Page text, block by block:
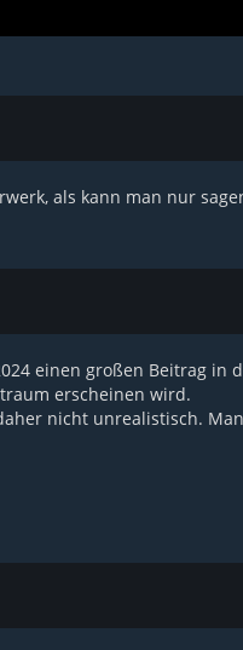
als kann man nur
einen großen Beitrag
erscheinen wird.
nicht unrealistisch.